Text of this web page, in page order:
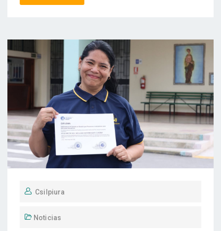
Csilpiura
Noticias